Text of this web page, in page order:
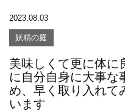
2023.08.03
妖精の庭
美味しくて更に体に
に自分自身に大事な
め、早く取り入れて
います